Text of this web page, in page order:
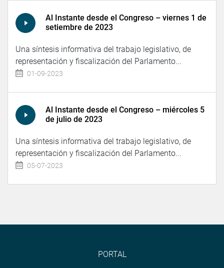
Al Instante desde el Congreso – viernes 1 de
setiembre de 2023
Una síntesis informativa del trabajo legislativo, de
representación y fiscalización del Parlamento...
01-09-2023
Al Instante desde el Congreso – miércoles 5
de julio de 2023
Una síntesis informativa del trabajo legislativo, de
representación y fiscalización del Parlamento...
05-07-2023
PORTAL